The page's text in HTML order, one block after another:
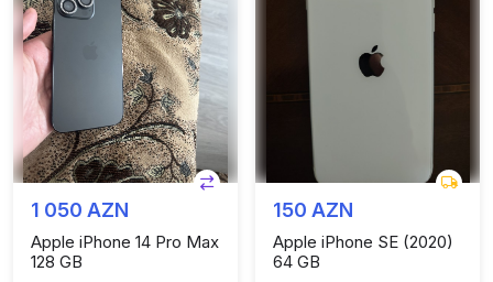
1 050 AZN
Apple iPhone 14 Pro Max
128 GB
150 AZN
Apple iPhone SE (2020)
64 GB